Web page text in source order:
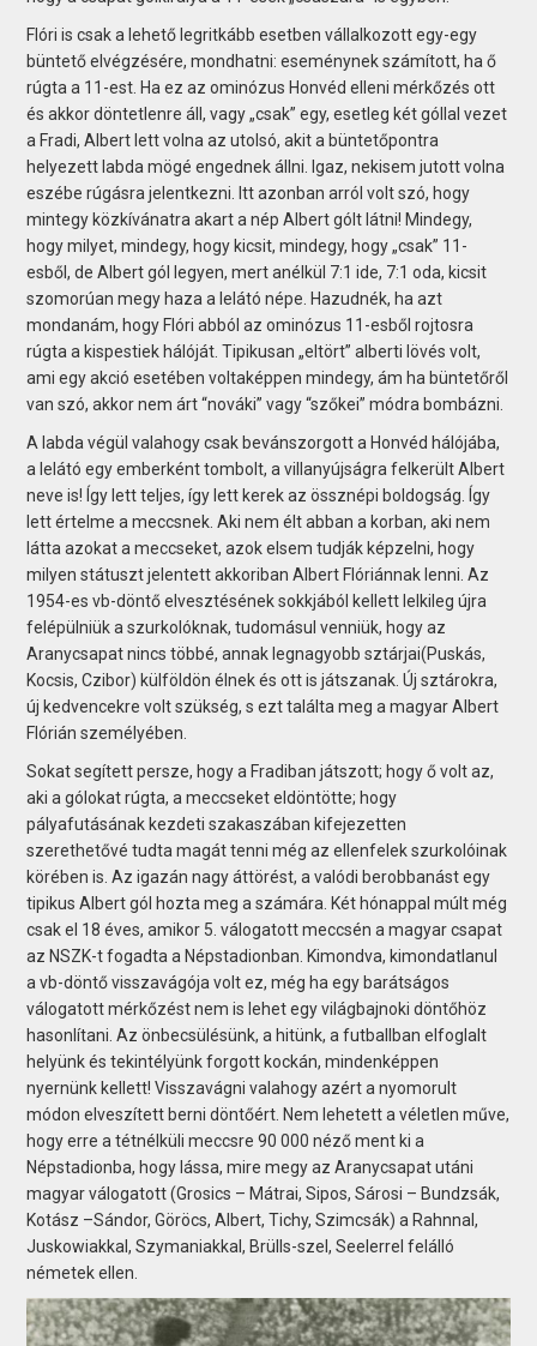
Flóri is csak a lehető legritkább esetben vállalkozott egy-egy
büntető elvégzésére, mondhatni: eseménynek számított, ha ő
rúgta a 11-est. Ha ez az ominózus Honvéd elleni mérkőzés ott
és akkor döntetlenre áll, vagy „csak” egy, esetleg két góllal vezet
a Fradi, Albert lett volna az utolsó, akit a büntetőpontra
helyezett labda mögé engednek állni. Igaz, nekisem jutott volna
eszébe rúgásra jelentkezni. Itt azonban arról volt szó, hogy
mintegy közkívánatra akart a nép Albert gólt látni! Mindegy,
hogy milyet, mindegy, hogy kicsit, mindegy, hogy „csak” 11-
esből, de Albert gól legyen, mert anélkül 7:1 ide, 7:1 oda, kicsit
szomorúan megy haza a lelátó népe. Hazudnék, ha azt
mondanám, hogy Flóri abból az ominózus 11-esből rojtosra
rúgta a kispestiek hálóját. Tipikusan „eltört” alberti lövés volt,
ami egy akció esetében voltaképpen mindegy, ám ha büntetőről
van szó, akkor nem árt “nováki” vagy “szőkei” módra bombázni.
A labda végül valahogy csak bevánszorgott a Honvéd hálójába,
a lelátó egy emberként tombolt, a villanyújságra felkerült Albert
neve is! Így lett teljes, így lett kerek az össznépi boldogság. Így
lett értelme a meccsnek. Aki nem élt abban a korban, aki nem
látta azokat a meccseket, azok elsem tudják képzelni, hogy
milyen státuszt jelentett akkoriban Albert Flóriánnak lenni. Az
1954-es vb-döntő elvesztésének sokkjából kellett lelkileg újra
felépülniük a szurkolóknak, tudomásul venniük, hogy az
Aranycsapat nincs többé, annak legnagyobb sztárjai(Puskás,
Kocsis, Czibor) külföldön élnek és ott is játszanak. Új sztárokra,
új kedvencekre volt szükség, s ezt találta meg a magyar Albert
Flórián személyében.
Sokat segített persze, hogy a Fradiban játszott; hogy ő volt az,
aki a gólokat rúgta, a meccseket eldöntötte; hogy
pályafutásának kezdeti szakaszában kifejezetten
szerethetővé tudta magát tenni még az ellenfelek szurkolóinak
körében is. Az igazán nagy áttörést, a valódi berobbanást egy
tipikus Albert gól hozta meg a számára. Két hónappal múlt még
csak el 18 éves, amikor 5. válogatott meccsén a magyar csapat
az NSZK-t fogadta a Népstadionban. Kimondva, kimondatlanul
a vb-döntő visszavágója volt ez, még ha egy barátságos
válogatott mérkőzést nem is lehet egy világbajnoki döntőhöz
hasonlítani. Az önbecsülésünk, a hitünk, a futballban elfoglalt
helyünk és tekintélyünk forgott kockán, mindenképpen
nyernünk kellett! Visszavágni valahogy azért a nyomorult
módon elveszített berni döntőért. Nem lehetett a véletlen műve,
hogy erre a tétnélküli meccsre 90 000 néző ment ki a
Népstadionba, hogy lássa, mire megy az Aranycsapat utáni
magyar válogatott (Grosics – Mátrai, Sipos, Sárosi – Bundzsák,
Kotász –Sándor, Göröcs, Albert, Tichy, Szimcsák) a Rahnnal,
Juskowiakkal, Szymaniakkal, Brülls-szel, Seelerrel felálló
németek ellen.